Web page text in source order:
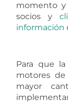
momento y
socios y
información
Para que
motores de
mayor